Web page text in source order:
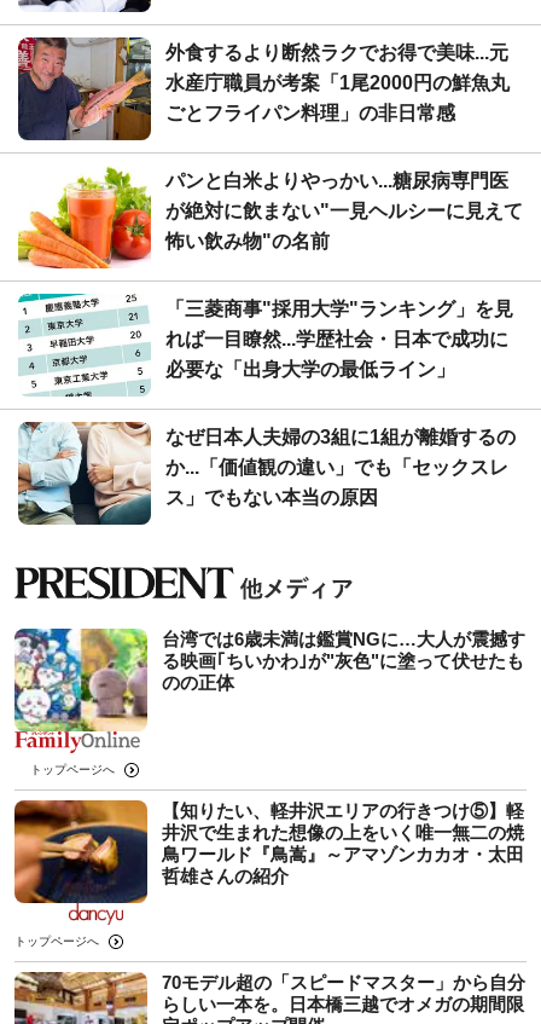
外食するより断然ラクでお得で美味...元
水産庁職員が考案「1尾2000円の鮮魚丸
ごとフライパン料理」の非日常感
パンと白米よりやっかい...糖尿病専門医
が絶対に飲まない"一見ヘルシーに見えて
怖い飲み物"の名前
「三菱商事"採用大学"ランキング」を見
れば一目瞭然...学歴社会・日本で成功に
必要な「出身大学の最低ライン」
なぜ日本人夫婦の3組に1組が離婚するの
か...「価値観の違い」でも「セックスレ
ス」でもない本当の原因
台湾では6歳未満は鑑賞NGに…大人が震撼す
る映画｢ちいかわ｣が"灰色"に塗って伏せたも
のの正体
トップページへ
【知りたい、軽井沢エリアの行きつけ⑤】軽
井沢で生まれた想像の上をいく唯一無二の焼
鳥ワールド『鳥嵩』～アマゾンカカオ・太田
哲雄さんの紹介
トップページへ
70モデル超の「スピードマスター」から自分
らしい一本を。日本橋三越でオメガの期間限